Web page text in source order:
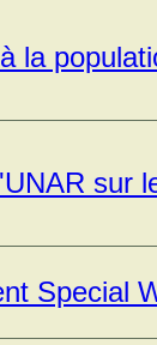
la
sur
Special